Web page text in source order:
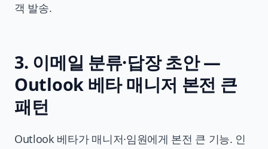
객 발송.
3. 이메일 분류·답장 초안 —
Outlook 베타 매니저 본전 큰
패턴
Outlook 베타가 매니저·임원에게 본전 큰 기능. 인